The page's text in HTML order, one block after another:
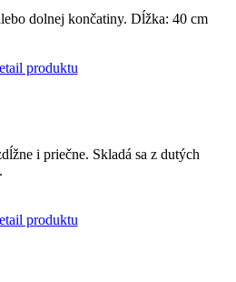
dolnej končatiny. Dĺžka: 40 cm
produktu
i priečne. Skladá sa z dutých
produktu